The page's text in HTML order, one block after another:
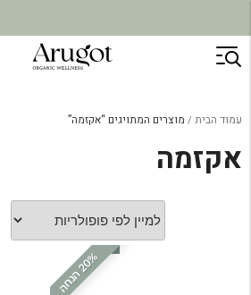
דילוג
לתוכן
עמוד הבית מוצרים המתויגים “אקזמה”
אקזמה
2
0
%
ה
נ
ח
ה